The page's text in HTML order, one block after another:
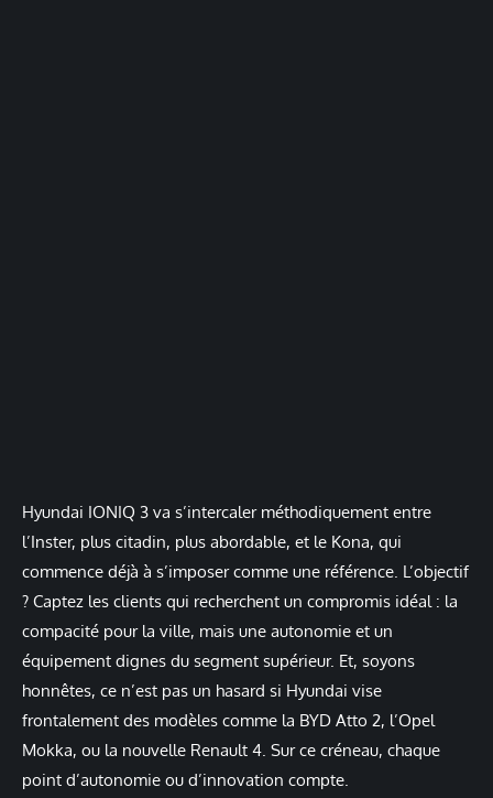
Hyundai IONIQ 3 va s’intercaler méthodiquement entre
l’Inster, plus citadin, plus abordable, et le Kona, qui
commence déjà à s’imposer comme une référence. L’objectif
? Captez les clients qui recherchent un compromis idéal : la
compacité pour la ville, mais une autonomie et un
équipement dignes du segment supérieur. Et, soyons
honnêtes, ce n’est pas un hasard si Hyundai vise
frontalement des modèles comme la BYD Atto 2, l’Opel
Mokka, ou la nouvelle Renault 4. Sur ce créneau, chaque
point d’autonomie ou d’innovation compte.